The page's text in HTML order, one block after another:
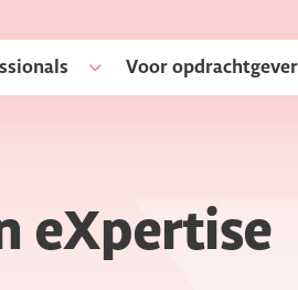
Voor
eXpertise